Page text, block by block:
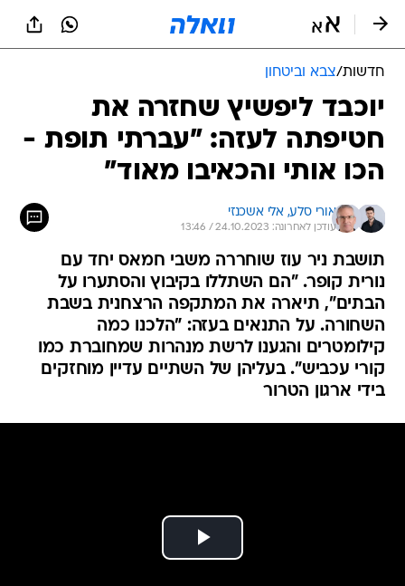
חדשות/צבא וביטחון
יוכבד ליפשיץ שחזרה את
חטיפתה לעזה: "עברתי תופת -
הכו אותי והכאיבו מאוד"
אורי סלע, אלי אשכנזי
עודכן לאחרונה: 24.10.2023 / 13:46
תושבת ניר עוז שוחררה משבי חמאס יחד עם
נורית קופר. "הם השתללו בקיבוץ והסתערו על
הבתים", תיארה את המתקפה הרצחנית בשבת
השחורה. על התנאים בעזה: "הלכנו כמה
קילומטרים והגענו לרשת מנהרות שמחוברת כמו
קורי עכביש". בעליהן של השתיים עדיין מוחזקים
בידי ארגון הטרור